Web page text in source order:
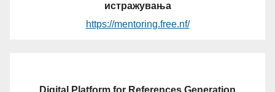
истражувања
https://mentoring.free.nf/